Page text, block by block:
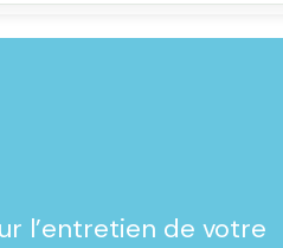
l’entretien de votre